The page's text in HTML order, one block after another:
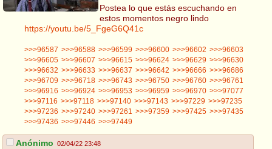
Postea lo que estás escuchando en
estos momentos negro lindo
https://youtu.be/5_FgeG6Q41c
>>>96587 >>>96588 >>>96599 >>>96600 >>>96602 >>>96603
>>>96605 >>>96607 >>>96615 >>>96624 >>>96629 >>>96630
>>>96632 >>>96633 >>>96637 >>>96642 >>>96666 >>>96686
>>>96709 >>>96718 >>>96743 >>>96750 >>>96760 >>>96761
>>>96916 >>>96924 >>>96953 >>>96959 >>>96970 >>>97077
>>>97116 >>>97118 >>>97140 >>>97143 >>>97229 >>>97235
>>>97236 >>>97240 >>>97261 >>>97359 >>>97425 >>>97435
>>>97436 >>>97446 >>>97449
Anónimo 02/04/22 23:48